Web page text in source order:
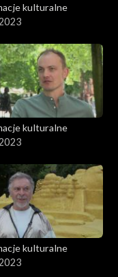
kulturalne
kulturalne
kulturalne